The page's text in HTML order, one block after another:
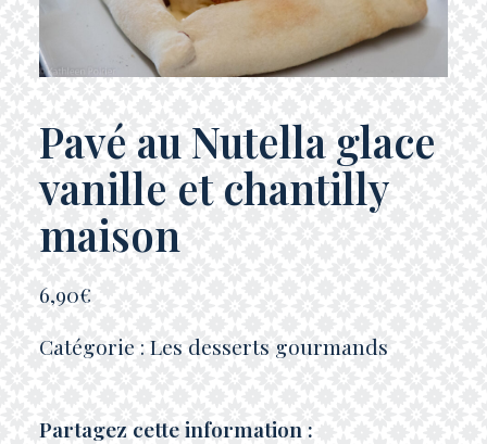
Pavé au Nutella glace
vanille et chantilly
maison
6,90€
Catégorie : Les desserts gourmands
Partagez cette information :